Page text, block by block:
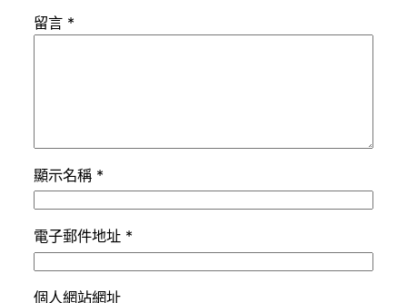
留言 *
顯示名稱 *
電子郵件地址 *
個人網站網址